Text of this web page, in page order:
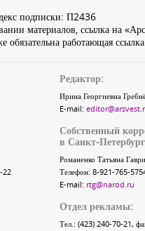
подписки: П2436
материалов, ссылка на
работающая
22
Редактор:
Ирина Георгиевна
E-mail:
Собственный
в Санкт-
Романенко Татьяна
Телефон: 8-921-765-
E-mail: rtg@narod.ru
Отдел рекламы:
Тел.: (423) 240-70-21,